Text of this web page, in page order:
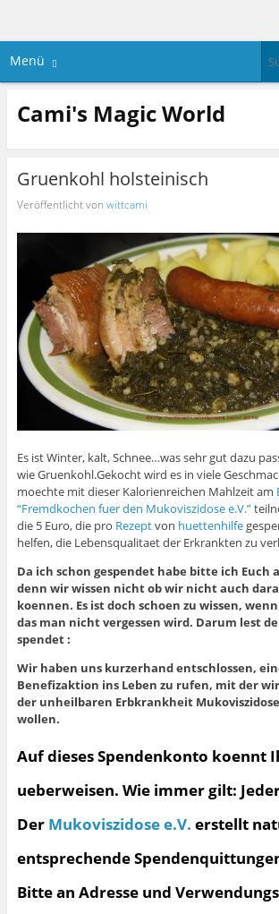
Menü
Cami's Magic World
Gruenkohl holsteinisch
Veröffentlicht von wittcami
Es ist Winter, kalt, Schnee…was sehr gut dazu
wie Gruenkohl.Gekocht wird es in viele
moechte mit dieser Kalorienreichen Mahlzeit am
“Fremdkochen fuer den Mukoviszidose e.V.”
die 5 Euro, die pro Rezeptvon huettenhilfe
helfen, die Lebensqualitaet der Erkrankten zu
Da ich schon gespendet habe bitte ich Euch
denn wir wissen nicht ob wir nicht auch
koennen. Es ist doch schoen zu wissen,
das man nicht vergessen wird. Darum lest
spendet :
Wir haben uns kurzerhand entschlossen,
Benefizaktion ins Leben zu rufen, mit der
der unheilbaren Erbkrankheit
wollen.
Auf dieses Spendenkonto koennt
ueberweisen. Wie immer gilt:
Der Mukoviszidose e.V. erstellt
entsprechende
Bitte an Adresse und